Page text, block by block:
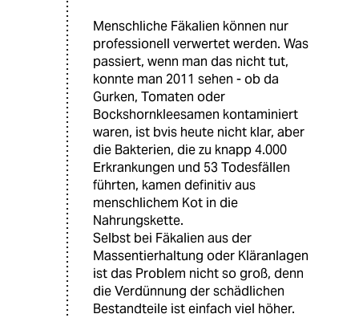
Menschliche Fäkalien können nur
professionell verwertet werden. Was
passiert, wenn man das nicht tut,
konnte man 2011 sehen - ob da
Gurken, Tomaten oder
Bockshornkleesamen kontaminiert
waren, ist bvis heute nicht klar, aber
die Bakterien, die zu knapp 4.000
Erkrankungen und 53 Todesfällen
führten, kamen definitiv aus
menschlichem Kot in die
Nahrungskette.
Selbst bei Fäkalien aus der
Massentierhaltung oder Kläranlagen
ist das Problem nicht so groß, denn
die Verdünnung der schädlichen
Bestandteile ist einfach viel höher.